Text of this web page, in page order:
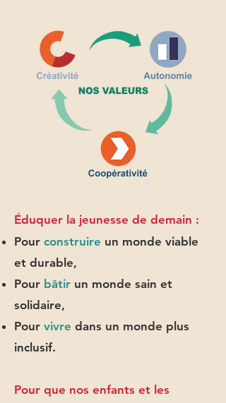
Éduquer la jeunesse de demain :
Pour construire un monde viable
et durable,
Pour bâtir un monde sain et
solidaire,
Pour vivre dans un monde plus
inclusif.
Pour que nos enfants et les